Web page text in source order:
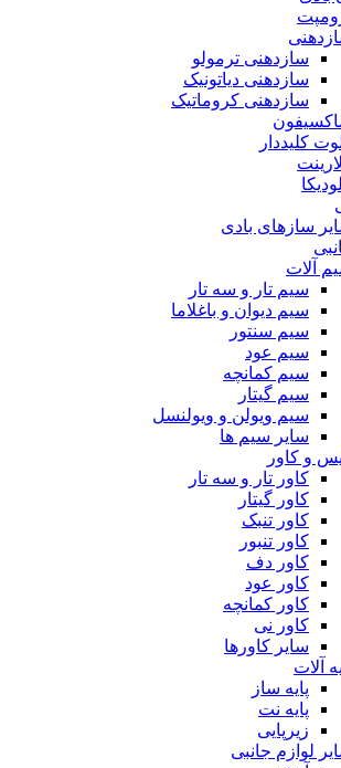
سازدهنی ترمولو
سازدهنی دیاتونیک
سازدهنی کروماتیک
کلیددار
سازهای بادی
آلات
سیم تار و سه تار
سیم دیوان و باغلاما
سیم سنتور
سیم عود
سیم کمانچه
سیم گیتار
سیم ویولن و ویولنسل
سایر سیم ها
و کاور
کاور تار و سه تار
کاور گیتار
کاور تنبک
کاور تنبور
کاور دف
کاور عود
کاور کمانچه
کاور نی
سایر کاورها
آلات
پایه ساز
پایه نت
زیرپایی
لوازم جانبی